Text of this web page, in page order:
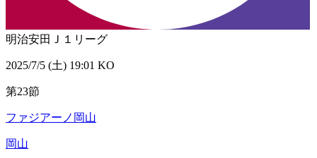
明治安田Ｊ１リーグ
2025/7/5 (土) 19:01 KO
第23節
ファジアーノ岡山
岡山